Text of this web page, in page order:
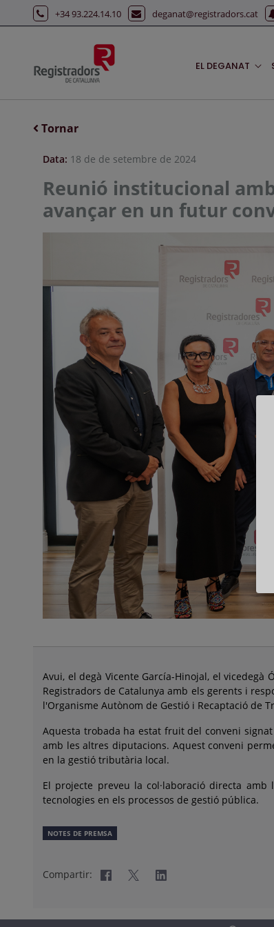
Salta al contingut principal
+34 93.224.14.10 deganat@registradors.cat
EL DEGANAT
Tornar
Data: 18 de de setembre de 2024
Reunió institucional
avançar en un futur
Avui, el degà Vicente García-Hinojal, el
Registradors de Catalunya amb els gerents i
l'Organisme Autònom de Gestió i Recaptació de
Aquesta trobada ha estat fruit del conveni
amb les altres diputacions. Aquest conveni
en la gestió tributària local.
El projecte preveu la col·laboració directa
tecnologies en els processos de gestió pública.
NOTES DE PREMSA
Compartir: